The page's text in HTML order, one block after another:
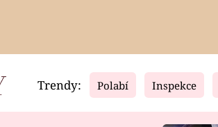
Video
Trendy: Polabí Inspekce